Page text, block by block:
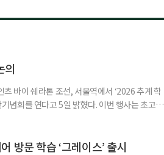
의
바이 쉐라톤 조선, 서울역에서 ‘2026 추계 학
념회를 연다고 5일 밝혔다. 이번 행사는 초고령
금융, 헬스케어, 여가, 식품, 디지털 기술 등
방문 학습 ‘그레이스’ 출시